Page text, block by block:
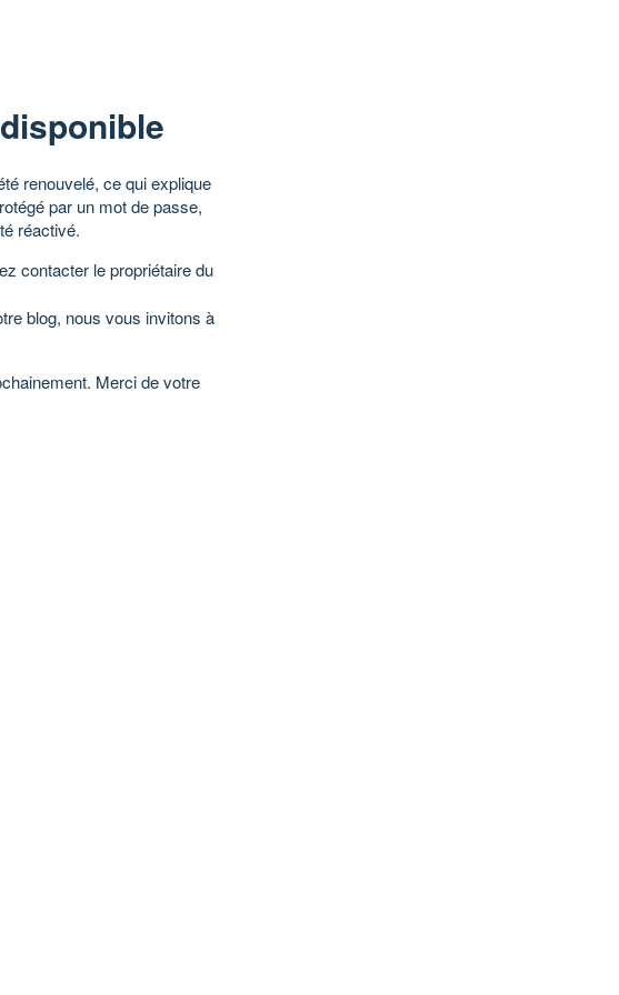
renouvelé, ce qui explique
par un mot de passe,
réactivé.
contacter le propriétaire du
blog, nous vous invitons à
Merci de votre